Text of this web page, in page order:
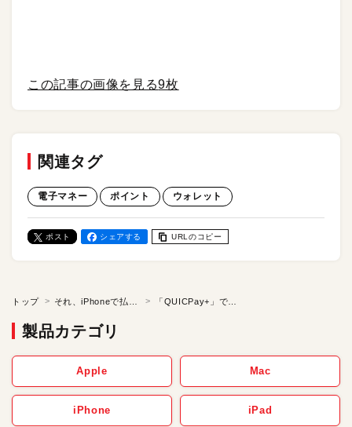
この記事の画像を見る9枚
関連タグ
電子マネー ポイント ウォレット
ポスト シェアする URLのコピー
トップ
製品カテゴリ
Apple Mac
iPhone iPad